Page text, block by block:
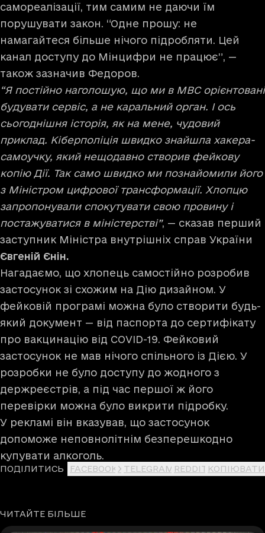
самореалізації, тим самим не даючи їм
порушувати закон. “Одне прошу: не
намагайтеся більше нічого підробляти. Цей
канал доступу до Мінцифри не працює”, —
також зазначив Федоров.
“Я постійно наголошую, що ми в МВС орієнтовані
будувати сервіс, а не каральний орган. І ось
сьогоднішня історія, як на мене, чудовий
приклад. Кіберполіція швидко знайшла хакера-
самоучку, який нещодавно створив фейкову
копію Дії. Так само швидко ми познайомили його
з Міністром цифрової трансформації. Хлопцю
запропонували спокутувати свою провину і
постажуватися в міністерстві”, — сказав перший
заступник Міністра внутрішніх справ України
Євгеній Єнін.
Нагадаємо, що хлопець самостійно розробив
застосунок зі схожим на Дію дизайном. У
фейковій програмі можна було створити будь-
який документ — від паспорта до сертифікату
про вакцинацію від COVID-19. Фейковий
застосунок не мав нічого спільного із Дією. У
розробки не було доступу до жодного з
держреєстрів, а під час першої ж його
перевірки можна було викрити підробку.
У рекламі він вказував, що застосунок
допоможе неповнолітнім безперешкодно
купувати алкоголь.
ПОДІЛИТИСЬ FACEBOOK X TELEGRAM REDDIT КОПІЮВАТИ
ЧИТАЙТЕ БІЛЬШЕ